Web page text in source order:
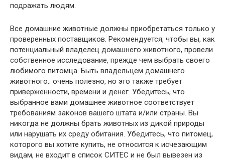
подражать людям.
Все домашние животные должны приобретаться только у
проверенных поставщиков. Рекомендуется, чтобы вы, как
потенциальный владелец домашнего животного, провели
собственное исследование, прежде чем выбрать своего
любимого питомца. Быть владельцем домашнего
животного.. очень полезно, но это также требует
приверженности, времени и денег. Убедитесь, что
выбранное вами домашнее животное соответствует
требованиям законов вашего штата и/или страны. Вы
никогда не должны брать животных из дикой природы
или нарушать их среду обитания. Убедитесь, что питомец,
которого вы хотите купить, не относится к исчезающим
видам, не входит в список СИТЕС и не был вывезен из